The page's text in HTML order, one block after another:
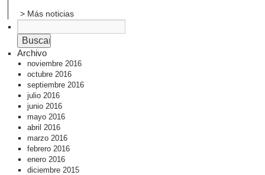
> Más noticias
Archivo
noviembre 2016
octubre 2016
septiembre 2016
julio 2016
junio 2016
mayo 2016
abril 2016
marzo 2016
febrero 2016
enero 2016
diciembre 2015